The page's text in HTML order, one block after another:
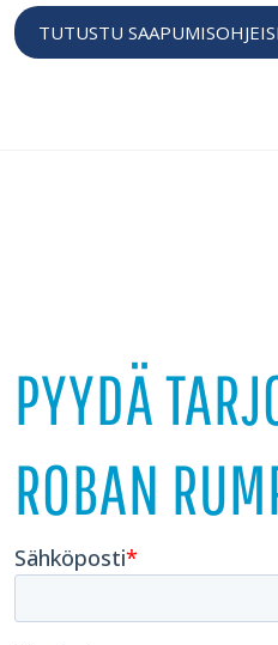
TUTUSTU
PYYDÄ
ROBAN